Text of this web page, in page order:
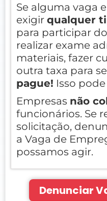
Se alguma vaga
exigir qualquer
para participar
realizar exame
materiais, fazer
outra taxa para
pague! Isso
Empresas não
funcionários. Se
solicitação,
a Vaga de
possamos agir.
Denunciar